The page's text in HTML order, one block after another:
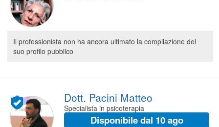
Il professionista non ha ancora ultimato la compilazione del
suo profilo pubblico
Dott. Pacini Matteo
Specialista in psicoterapia
Disponibile dal 10 ago